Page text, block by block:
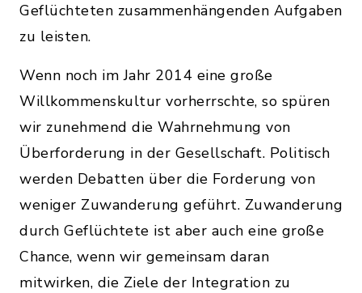
Geflüchteten zusammenhängenden Aufgaben
zu leisten.
Wenn noch im Jahr 2014 eine große
Willkommenskultur vorherrschte, so spüren
wir zunehmend die Wahrnehmung von
Überforderung in der Gesellschaft. Politisch
werden Debatten über die Forderung von
weniger Zuwanderung geführt. Zuwanderung
durch Geflüchtete ist aber auch eine große
Chance, wenn wir gemeinsam daran
mitwirken, die Ziele der Integration zu